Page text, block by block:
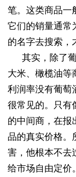
笔。这类商品一
它们的销量通常
的名字去搜索，
其实，除了
大米、橄榄油等
利润率没有葡萄
很常见的。只有
的中间商，在报
品的真实价格。
害，他根本不去
给市场自由定价